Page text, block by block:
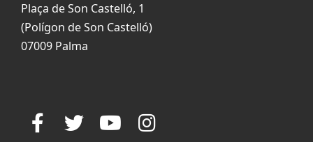
Plaça de Son Castelló, 1
(Polígon de Son Castelló)
07009 Palma